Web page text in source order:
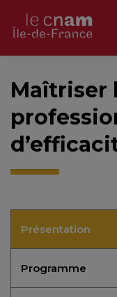
Maîtriser
Présentation
Programme